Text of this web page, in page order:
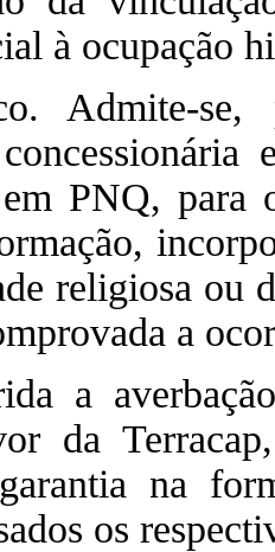
à ocupação
Admite-
PNQ, para
religiosa ou
a
a
da
na
os